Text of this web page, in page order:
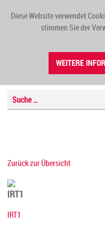
Diese Website verwendet
stimmen Sie der
WEITERE
Zurück zur Übersicht
IRT1
IRT1